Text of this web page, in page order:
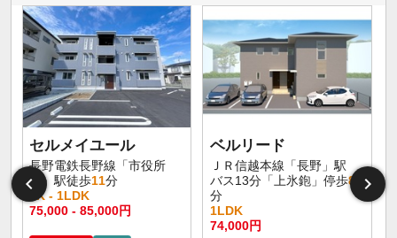
セルメイユール
長野電鉄長野線「市役所
前」駅徒歩11分
1K - 1LDK
75,000 - 85,000円
ベルリード
ＪＲ信越本線「長野」駅
バス13分「上氷鉋」停歩8
分
1LDK
74,000円